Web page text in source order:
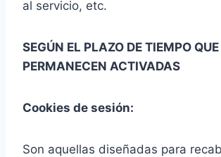
al servicio, etc.
SEGÚN EL PLAZO DE TIEMPO QUE
PERMANECEN ACTIVADAS
Cookies de sesión:
Son aquellas diseñadas para